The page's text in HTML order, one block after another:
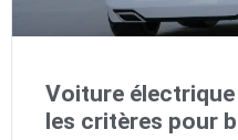
Voiture
les critères pour